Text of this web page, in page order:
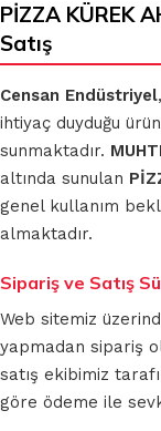
PİZZA KÜREK
Satış
Censan Endüstriyel
ihtiyaç duyduğu
sunmaktadır.
altında sunulan
genel kullanım
almaktadır.
Sipariş ve Satış
Web sitemiz
yapmadan sipariş
satış ekibimiz
göre ödeme ile